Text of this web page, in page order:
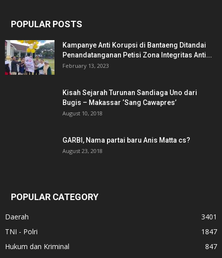
POPULAR POSTS
Kampanye Anti Korupsi di Bantaeng Ditandai
Penandatanganan Petisi Zona Integritas Anti...
February 13, 2023
Kisah Sejarah Turunan Sandiaga Uno dari
Bugis – Makassar ‘Sang Cawapres’
August 10, 2018
GARBI, Nama partai baru Anis Matta cs?
August 23, 2018
POPULAR CATEGORY
Daerah
3401
TNI - Polri
1847
Hukum dan Kriminal
847